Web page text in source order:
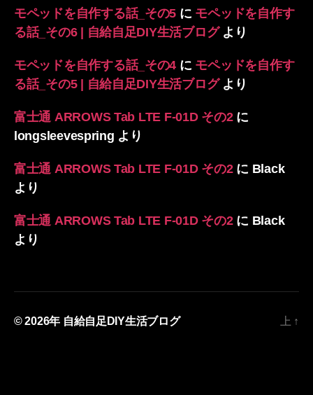
モペッドを自作する話_その5 に モペッドを自作す
る話_その6 | 自給自足DIY生活ブログより
モペッドを自作する話_その4 に モペッドを自作す
る話_その5 | 自給自足DIY生活ブログより
富士通 ARROWS Tab LTE F-01D その2に
longsleevespring より
富士通 ARROWS Tab LTE F-01D その2に Black
より
富士通 ARROWS Tab LTE F-01D その2に Black
より
© 2026年 自給自足DIY生活ブログ 上 ↑